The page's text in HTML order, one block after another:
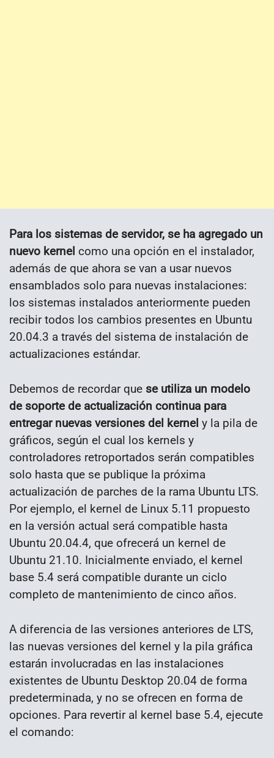
Para los sistemas de servidor, se ha agregado un
nuevo kernel como una opción en el instalador,
además de que ahora se van a usar nuevos
ensamblados solo para nuevas instalaciones:
los sistemas instalados anteriormente pueden
recibir todos los cambios presentes en Ubuntu
20.04.3 a través del sistema de instalación de
actualizaciones estándar.
Debemos de recordar que se utiliza un modelo
de soporte de actualización continua para
entregar nuevas versiones del kernel y la pila de
gráficos, según el cual los kernels y
controladores retroportados serán compatibles
solo hasta que se publique la próxima
actualización de parches de la rama Ubuntu LTS.
Por ejemplo, el kernel de Linux 5.11 propuesto
en la versión actual será compatible hasta
Ubuntu 20.04.4, que ofrecerá un kernel de
Ubuntu 21.10. Inicialmente enviado, el kernel
base 5.4 será compatible durante un ciclo
completo de mantenimiento de cinco años.
A diferencia de las versiones anteriores de LTS,
las nuevas versiones del kernel y la pila gráfica
estarán involucradas en las instalaciones
existentes de Ubuntu Desktop 20.04 de forma
predeterminada, y no se ofrecen en forma de
opciones. Para revertir al kernel base 5.4, ejecute
el comando: